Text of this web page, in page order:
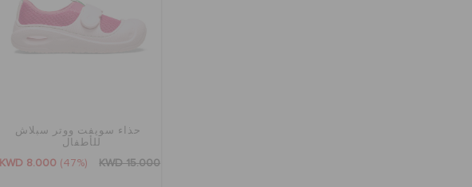
حذاء سويفت ووتر سبلاش
للأطفال
KWD 8.000 (47%) KWD 15.000